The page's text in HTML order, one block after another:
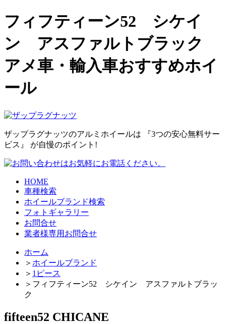
フィフティーン52 シケイ
ン アスファルトブラック
アメ車・輸入車おすすめホイ
ール
ザップラグナッツのアルミホイールは
『3つの安心無料サー
ビス』 が自慢のポイント!
HOME
車種検索
ホイールブランド検索
フォトギャラリー
お問合せ
業者様専用お問合せ
ホーム
＞ ホイールブランド
＞ 1ピース
＞ フィフティーン52 シケイン アスファルトブラッ
ク
fifteen52 CHICANE